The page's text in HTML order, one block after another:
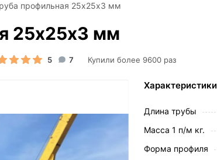
профильная 25х25х3 мм
25х25х3 мм
5 7 Купили более 9600 раз
Характеристики
Длина трубы
Масса 1 п/м кг.
Форма профиля